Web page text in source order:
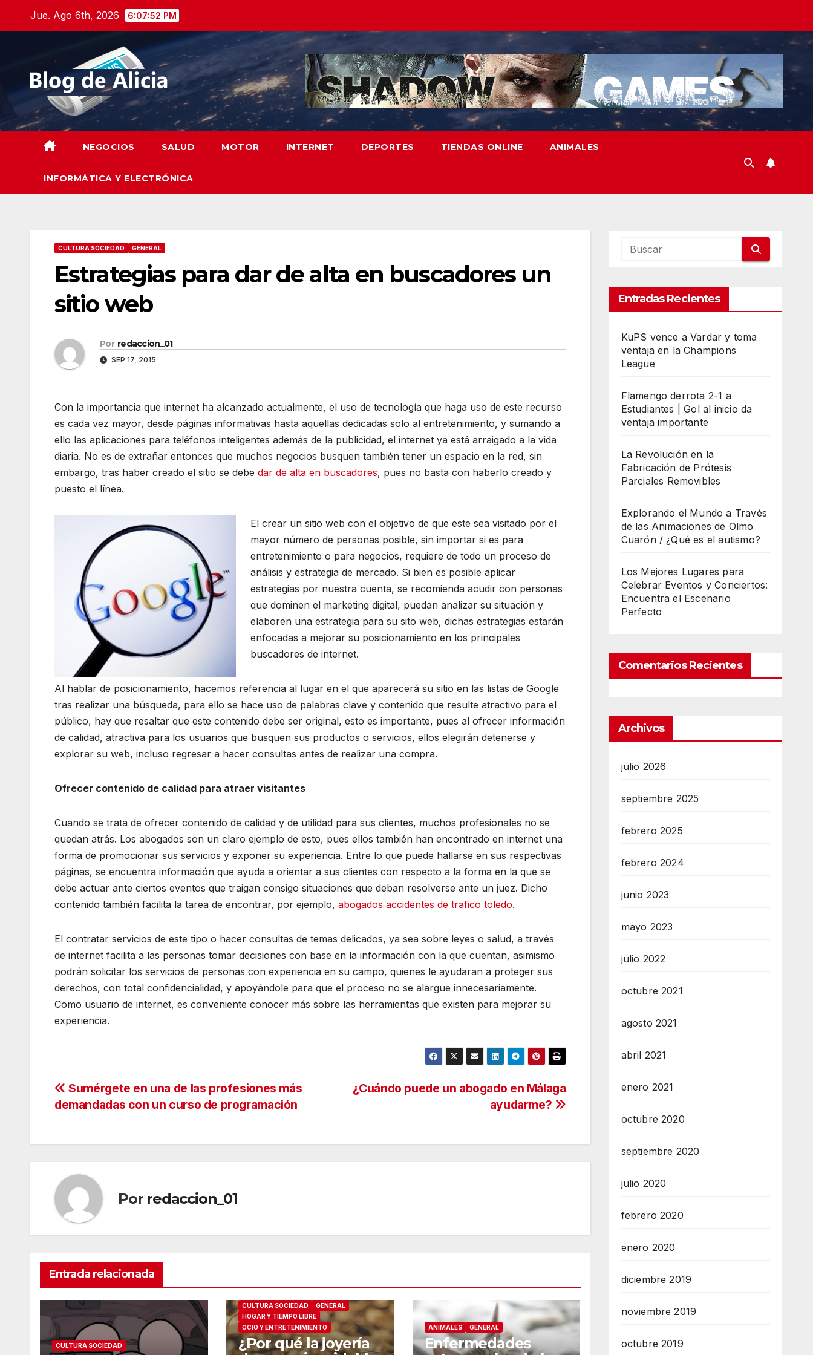
Jue. Ago 6th, 2026 6:07:53 PM
NEGOCIOS SALUD MOTOR INTERNET DEPORTES TIENDAS ONLINE ANIMALES
INFORMÁTICA Y ELECTRÓNICA
CULTURA SOCIEDAD GENERAL
Estrategias para dar de alta en buscadores un
sitio web
Por redaccion_01
SEP 17, 2015
Con la importancia que internet ha alcanzado actualmente, el uso de tecnología que haga uso de este recurso
es cada vez mayor, desde páginas informativas hasta aquellas dedicadas solo al entretenimiento, y sumando a
ello las aplicaciones para teléfonos inteligentes además de la publicidad, el internet ya está arraigado a la vida
diaria. No es de extrañar entonces que muchos negocios busquen también tener un espacio en la red, sin
embargo, tras haber creado el sitio se debe dar de alta en buscadores, pues no basta con haberlo creado y
puesto el línea.
El crear un sitio web con el objetivo de que este sea visitado por el
mayor número de personas posible, sin importar si es para
entretenimiento o para negocios, requiere de todo un proceso de
análisis y estrategia de mercado. Si bien es posible aplicar
estrategias por nuestra cuenta, se recomienda acudir con personas
que dominen el marketing digital, puedan analizar su situación y
elaboren una estrategia para su sito web, dichas estrategias estarán
enfocadas a mejorar su posicionamiento en los principales
buscadores de internet.
Al hablar de posicionamiento, hacemos referencia al lugar en el que aparecerá su sitio en las listas de Google
tras realizar una búsqueda, para ello se hace uso de palabras clave y contenido que resulte atractivo para el
público, hay que resaltar que este contenido debe ser original, esto es importante, pues al ofrecer información
de calidad, atractiva para los usuarios que busquen sus productos o servicios, ellos elegirán detenerse y
explorar su web, incluso regresar a hacer consultas antes de realizar una compra.
Ofrecer contenido de calidad para atraer visitantes
Cuando se trata de ofrecer contenido de calidad y de utilidad para sus clientes, muchos profesionales no se
quedan atrás. Los abogados son un claro ejemplo de esto, pues ellos también han encontrado en internet una
forma de promocionar sus servicios y exponer su experiencia. Entre lo que puede hallarse en sus respectivas
páginas, se encuentra información que ayuda a orientar a sus clientes con respecto a la forma en la que se
debe actuar ante ciertos eventos que traigan consigo situaciones que deban resolverse ante un juez. Dicho
contenido también facilita la tarea de encontrar, por ejemplo, abogados accidentes de trafico toledo.
El contratar servicios de este tipo o hacer consultas de temas delicados, ya sea sobre leyes o salud, a través
de internet facilita a las personas tomar decisiones con base en la información con la que cuentan, asimismo
podrán solicitar los servicios de personas con experiencia en su campo, quienes le ayudaran a proteger sus
derechos, con total confidencialidad, y apoyándole para que el proceso no se alargue innecesariamente.
Como usuario de internet, es conveniente conocer más sobre las herramientas que existen para mejorar su
experiencia.
Navegación
entradas
¿Cuándo puede un abogado en Málaga
ayudarme?
Sumérgete en una de las profesiones más
demandadas con un curso de programación
Por redaccion_01
Entrada relacionada
CULTURA SOCIEDAD
CULTURA SOCIEDAD
GENERAL
HOGAR Y TIEMPO LIBRE
OCIO Y ENTRETENIMIENTO
¿Por qué la joyería
ANIMALES GENERAL
Enfermedades
Entradas Recientes
KuPS vence a Vardar y toma
ventaja en la Champions
League
Flamengo derrota 2-1 a
Estudiantes | Gol al inicio da
ventaja importante
La Revolución en la
Fabricación de Prótesis
Parciales Removibles
Explorando el Mundo a Través
de las Animaciones de Olmo
Cuarón / ¿Qué es el autismo?
Los Mejores Lugares para
Celebrar Eventos y Conciertos:
Encuentra el Escenario
Perfecto
Comentarios Recientes
Archivos
julio 2026
septiembre 2025
febrero 2025
febrero 2024
junio 2023
mayo 2023
julio 2022
octubre 2021
agosto 2021
abril 2021
enero 2021
octubre 2020
septiembre 2020
julio 2020
febrero 2020
enero 2020
diciembre 2019
noviembre 2019
octubre 2019